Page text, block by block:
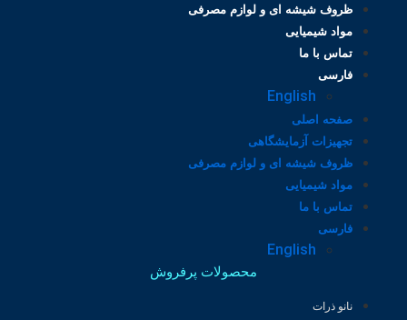
ظروف شیشه ای و لوازم مصرفی
مواد شیمیایی
تماس با ما
فارسی
English
صفحه اصلی
تجهیزات آزمایشگاهی
ظروف شیشه ای و لوازم مصرفی
مواد شیمیایی
تماس با ما
فارسی
English
محصولات پرفروش
نانو ذرات